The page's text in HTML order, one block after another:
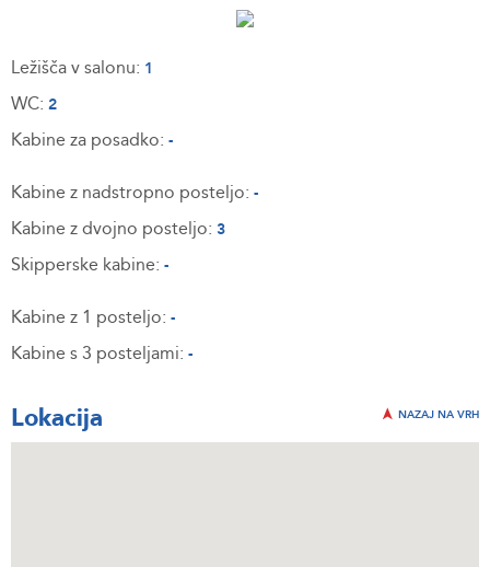
Ležišča v salonu: 1
WC: 2
Kabine za posadko: -
Kabine z nadstropno posteljo: -
Kabine z dvojno posteljo: 3
Skipperske kabine: -
Kabine z 1 posteljo: -
Kabine s 3 posteljami: -
Lokacija NAZAJ NA VRH